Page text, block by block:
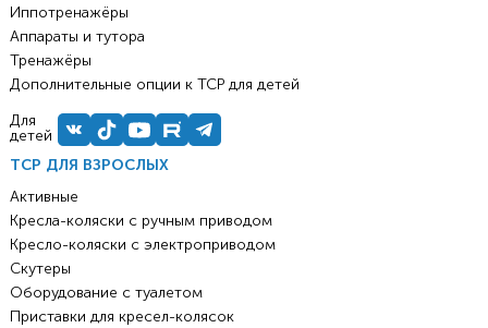
ТСР ДЛЯ ВЗРОСЛЫХ
Активные
Кресла-коляски с ручным приводом
Кресло-коляски с электроприводом
Скутеры
Оборудование с туалетом
Приставки для кресел-колясок
Иппотренажёры
Аппараты и тутора
Тренажёры
Дополнительные опции к ТСР для детей
Для
детей